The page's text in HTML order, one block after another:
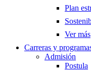
Plan
Ver más
Carreras y
Admisión
Postula